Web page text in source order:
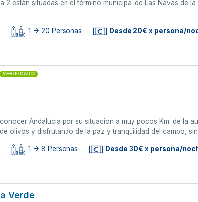
2 están situadas en el término municipal de Las Navas de
1 -> 20 Personas Desde 20€ x persona/
VERIFICADO
Andalucia por su situacion a muy pocos Km. de la
olivos y disfrutando de la paz y tranquilidad del campo,
1 -> 8 Personas Desde 30€ x persona/
Verde